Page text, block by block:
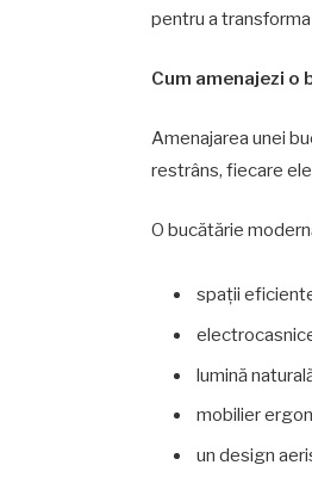
pentru a
Cum amenajezi o
Amenajarea unei
restrâns, fiecare
O bucătărie
spații
lumină
mobilier
un design